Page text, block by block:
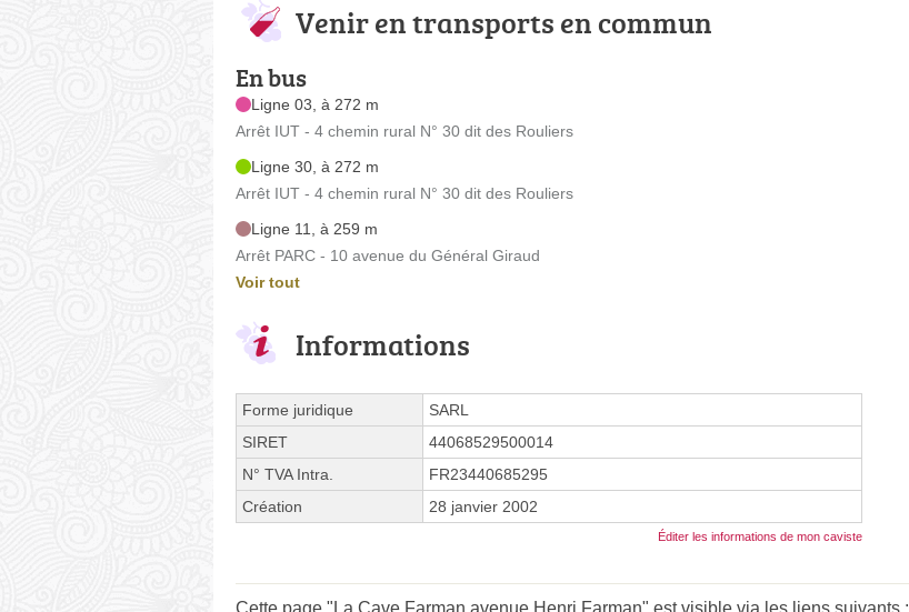
Venir en transports en commun
En bus
Ligne 03, à 272 m
Arrêt IUT - 4 chemin rural N° 30 dit des Rouliers
Ligne 30, à 272 m
Arrêt IUT - 4 chemin rural N° 30 dit des Rouliers
Ligne 11, à 259 m
Arrêt PARC - 10 avenue du Général Giraud
Voir tout
Informations
Forme juridique
SARL
SIRET
44068529500014
N° TVA Intra.
FR23440685295
Création
28 janvier 2002
Éditer les informations de mon caviste
Cette page "La Cave Farman avenue Henri Farman" est visible via les liens suivants :